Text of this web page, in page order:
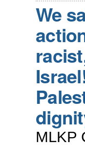
We
MLKP